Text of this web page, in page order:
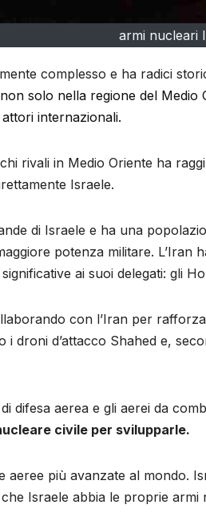
armi nucleari
complesso e ha radici
solo nella regione del
internazionali.
rivali in Medio Oriente ha
Israele.
di Israele e ha una
potenza militare. L’Iran
ai suoi delegati: gli
con l’Iran per
i droni d’attacco Shahed e,
difesa aerea e gli aerei da
civile per svilupparle.
più avanzate al mondo.
Israele abbia le proprie